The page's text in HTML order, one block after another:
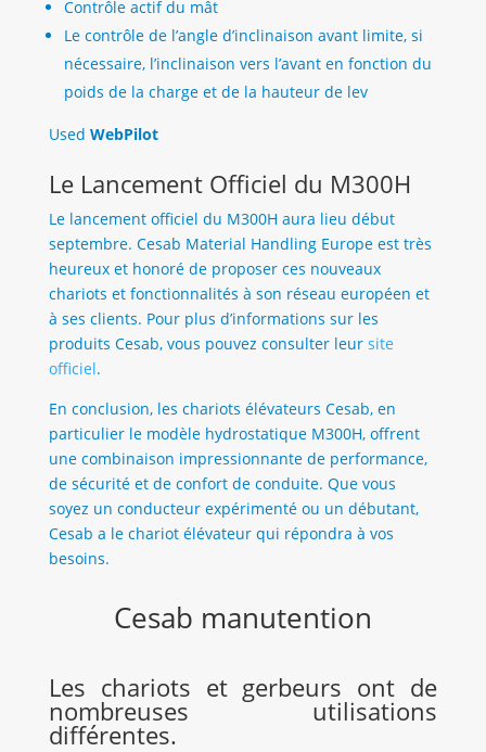
Contrôle actif du mât
Le contrôle de l’angle d’inclinaison avant limite, si
nécessaire, l’inclinaison vers l’avant en fonction du
poids de la charge et de la hauteur de lev
Used WebPilot
Le Lancement Officiel du M300H
Le lancement officiel du M300H aura lieu début
septembre. Cesab Material Handling Europe est très
heureux et honoré de proposer ces nouveaux
chariots et fonctionnalités à son réseau européen et
à ses clients. Pour plus d’informations sur les
produits Cesab, vous pouvez consulter leur site
officiel.
En conclusion, les chariots élévateurs Cesab, en
particulier le modèle hydrostatique M300H, offrent
une combinaison impressionnante de performance,
de sécurité et de confort de conduite. Que vous
soyez un conducteur expérimenté ou un débutant,
Cesab a le chariot élévateur qui répondra à vos
besoins.
Cesab manutention
Les chariots et gerbeurs ont de
nombreuses utilisations
différentes.